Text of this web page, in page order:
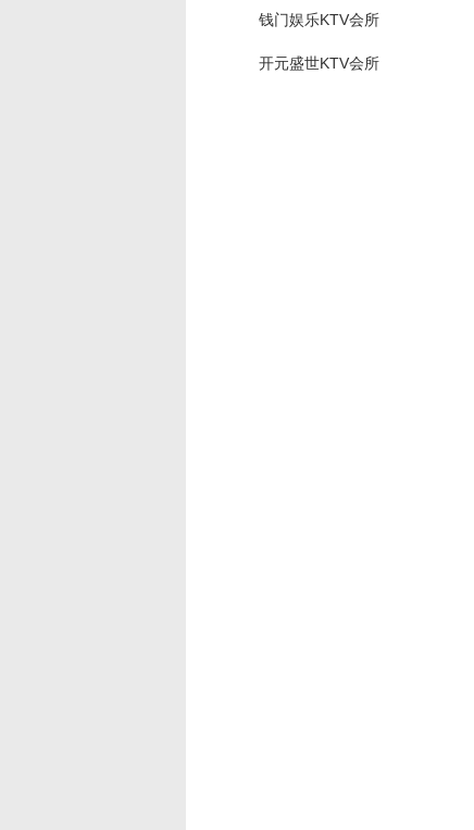
钱门娱乐KTV会所
开元盛世KTV会所